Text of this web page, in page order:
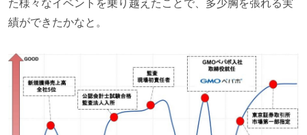
た様々なイベントを乗り越えたことで、多少胸を張れる実
績ができたかなと。